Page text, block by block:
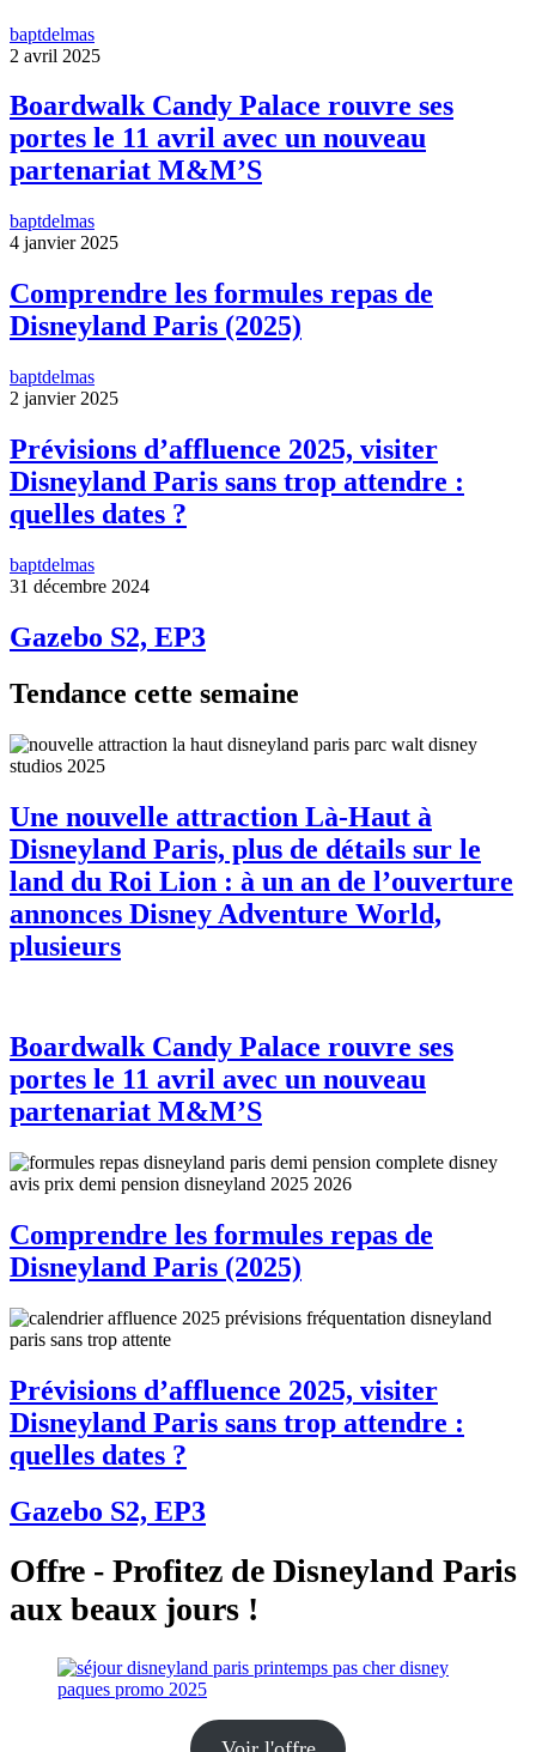
baptdelmas
2 avril 2025
Boardwalk Candy Palace rouvre ses
portes le 11 avril avec un nouveau
partenariat M&M’S
baptdelmas
4 janvier 2025
Comprendre les formules repas de
Disneyland Paris (2025)
baptdelmas
2 janvier 2025
Prévisions d’affluence 2025, visiter
Disneyland Paris sans trop attendre :
quelles dates ?
baptdelmas
31 décembre 2024
Gazebo S2, EP3
Tendance cette semaine
Une nouvelle attraction Là-Haut à
Disneyland Paris, plus de détails sur le
land du Roi Lion : à un an de l’ouverture
annonces Disney Adventure World,
plusieurs
Boardwalk Candy Palace rouvre ses
portes le 11 avril avec un nouveau
partenariat M&M’S
Comprendre les formules repas de
Disneyland Paris (2025)
Prévisions d’affluence 2025, visiter
Disneyland Paris sans trop attendre :
quelles dates ?
Gazebo S2, EP3
Offre - Profitez de Disneyland Paris
aux beaux jours !